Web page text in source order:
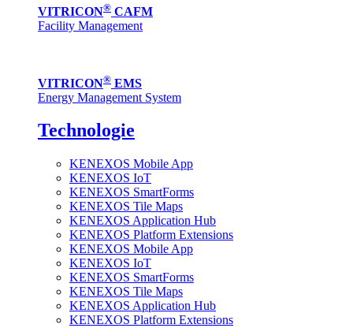
VITRICON® CAFM
Facility Management
VITRICON® EMS
Energy Management System
Technologie
KENEXOS Mobile App
KENEXOS IoT
KENEXOS SmartForms
KENEXOS Tile Maps
KENEXOS Application Hub
KENEXOS Platform Extensions
KENEXOS Mobile App
KENEXOS IoT
KENEXOS SmartForms
KENEXOS Tile Maps
KENEXOS Application Hub
KENEXOS Platform Extensions